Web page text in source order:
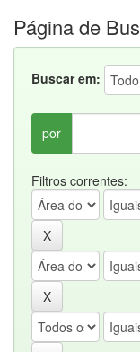
Página de
Buscar em:
por
Filtros correntes: